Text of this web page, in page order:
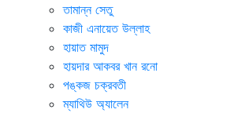
তামান্ন সেতু
কাজী এনায়েত উল্লাহ
হায়াত মামুদ
হায়দার আকবর খান রনো
পঙ্কজ চক্রবতী
ম্যাথিউ অ্যালেন